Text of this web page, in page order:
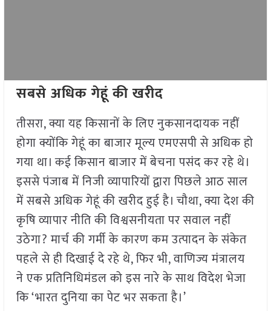
सबसे अधिक गेहूं की खरीद
तीसरा, क्या यह किसानों के लिए नुकसानदायक नहीं
होगा क्योंकि गेहूं का बाजार मूल्य एमएसपी से अधिक हो
गया था। कई किसान बाजार में बेचना पसंद कर रहे थे।
इससे पंजाब में निजी व्यापारियों द्वारा पिछले आठ साल
में सबसे अधिक गेहूं की खरीद हुई है। चौथा, क्या देश की
कृषि व्यापार नीति की विश्वसनीयता पर सवाल नहीं
उठेगा? मार्च की गर्मी के कारण कम उत्पादन के संकेत
पहले से ही दिखाई दे रहे थे, फिर भी, वाणिज्य मंत्रालय
ने एक प्रतिनिधिमंडल को इस नारे के साथ विदेश भेजा
कि ‘भारत दुनिया का पेट भर सकता है।’